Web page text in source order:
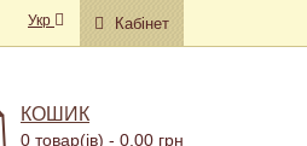
Кабінет
Укр
КОШИК
0 товар(ів) - 0,00 грн